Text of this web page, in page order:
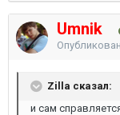
Umnik
Zilla сказал:
и сам